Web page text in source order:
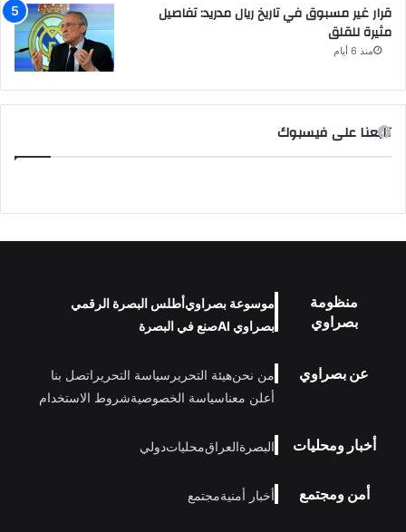
قرار غير مسبوق في تاريخ ريال مدريد: تفاصيل
مثيرة للقلق
منذ 6 أيام
تابعنا على فيسبوك
منظومة
بصراوي
موسوعة بصراويأطلس البصرة الرقمي
بصراوي AI
صنع في البصرة
عن بصراوي من نحنهيئة التحرير سياسة التحرير اتصل بنا
أعلن معناسياسة الخصوصيةشروط الاستخدام
أخبار ومحليات البصرةالعراقمحلياتدولي
أمن ومجتمع أخبار أمنيةمجتمع